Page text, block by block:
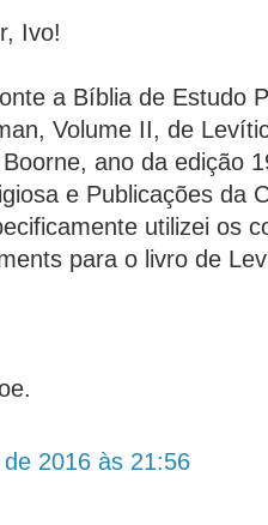
Ivo!
a Bíblia de Estudo
Volume II, de
ano da edição
e Publicações da
utilizei os
para o livro de
2016 às 21:56